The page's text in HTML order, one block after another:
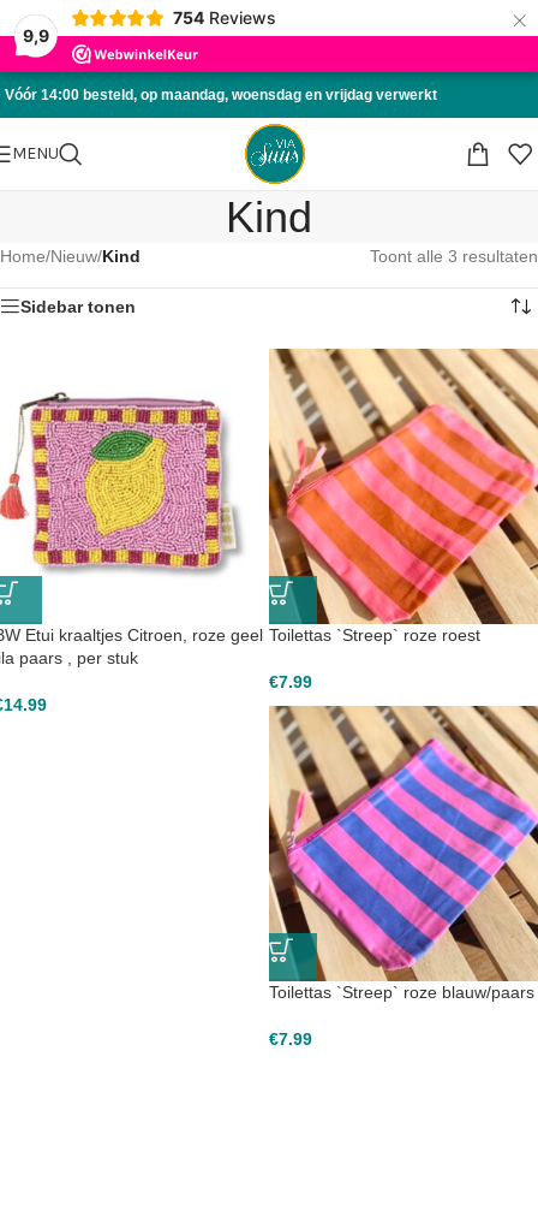
9,9
754 Reviews ×
Skip to navigation
Skip to main content
Vóór 14:00 besteld, op maandag, woensdag en vrijdag verwerkt
MENU
Kind
Home/Nieuw/Kind Toont alle 3 resultaten
Sidebar tonen
Etui kraaltjes Citroen, roze geel
paars , per stuk
14.99
Toilettas `Streep` roze roest
€7.99
Toilettas `Streep` roze blauw/paars
€7.99